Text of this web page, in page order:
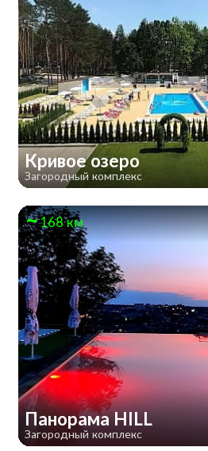
Кривое озеро
Загородный комплекс
168 км
Панорама HILL
Загородный комплекс